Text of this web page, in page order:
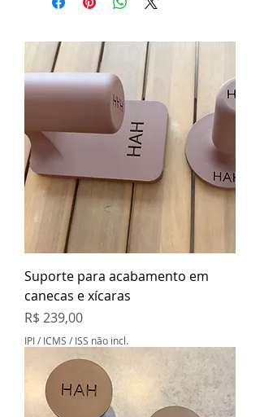
Suporte para acabamento em
canecas e xícaras
Preço
R$ 239,00
IPI / ICMS / ISS não incl.